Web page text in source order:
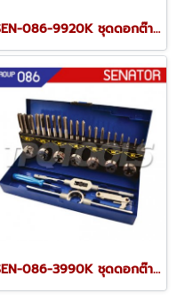
SEN-086-9920K ชุดดอกต๊าป-ดายต๊าป M3-M6 เกรดไฮสปีด HSS (10 ตัวชุด)
SEN-086-3990K ชุดดอกต๊าป-ดายต๊าป 32ตัวชุด เกรดคาร์บอนสตีล ขนาด M3-M12